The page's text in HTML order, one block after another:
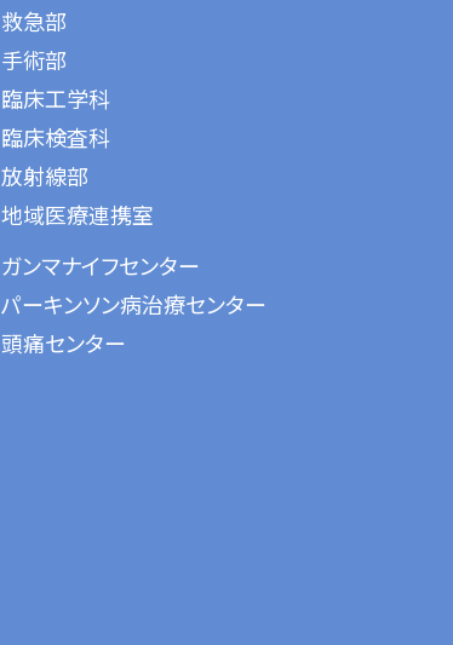
救急部
手術部
臨床工学科
臨床検査科
放射線部
地域医療連携室
ガンマナイフセンター
パーキンソン病治療センター
頭痛センター